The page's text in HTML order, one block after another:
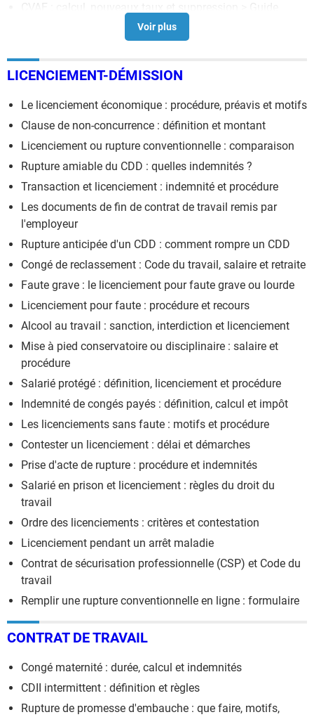
CVAE : calcul, nouveaux taux et suppression
Calcul soulte et apport personnel
2026
LICENCIEMENT-DÉMISSION
Le licenciement économique : procédure, préavis et motifs
Clause de non-concurrence : définition et montant
Licenciement ou rupture conventionnelle : comparaison
Rupture amiable du CDD : quelles indemnités ?
Transaction et licenciement : indemnité et procédure
Les documents de fin de contrat de travail remis par
l'employeur
Rupture anticipée d'un CDD : comment rompre un CDD
Congé de reclassement : Code du travail, salaire et retraite
Faute grave : le licenciement pour faute grave ou lourde
Licenciement pour faute : procédure et recours
Alcool au travail : sanction, interdiction et licenciement
Mise à pied conservatoire ou disciplinaire : salaire et
procédure
Salarié protégé : définition, licenciement et procédure
Indemnité de congés payés : définition, calcul et impôt
Les licenciements sans faute : motifs et procédure
Contester un licenciement : délai et démarches
Prise d'acte de rupture : procédure et indemnités
Salarié en prison et licenciement : règles du droit du
travail
Ordre des licenciements : critères et contestation
Licenciement pendant un arrêt maladie
Contrat de sécurisation professionnelle (CSP) et Code du
travail
Remplir une rupture conventionnelle en ligne : formulaire
CONTRAT DE TRAVAIL
Congé maternité : durée, calcul et indemnités
CDII intermittent : définition et règles
Rupture de promesse d'embauche : que faire, motifs,